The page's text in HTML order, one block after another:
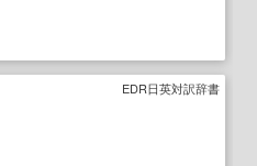
EDR日英対訳辞書